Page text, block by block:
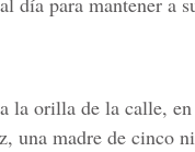
la orilla de la calle,
una madre de cinco